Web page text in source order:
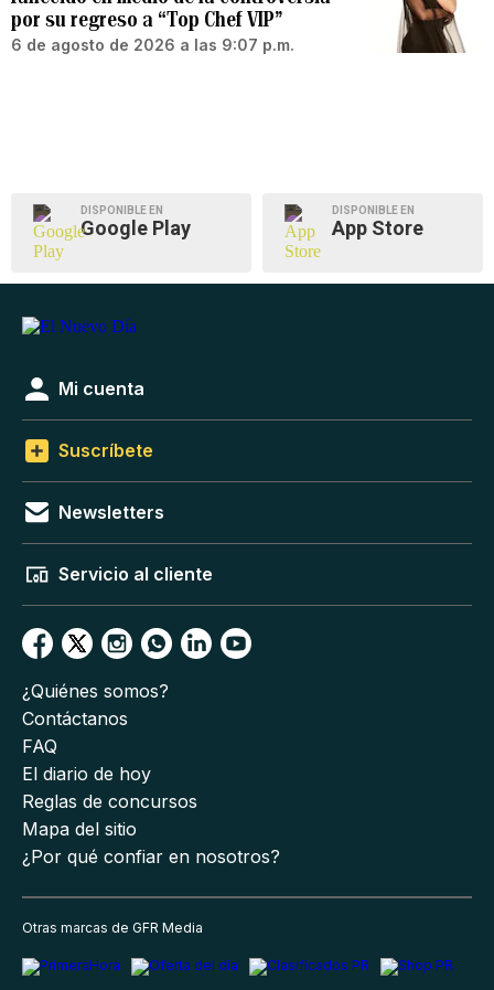
por su regreso a “Top Chef VIP”
6 de agosto de 2026 a las 9:07 p.m.
DISPONIBLE EN
Google Play
DISPONIBLE EN
App Store
Mi cuenta
Suscríbete
Newsletters
Servicio al cliente
¿Quiénes somos?
Contáctanos
FAQ
El diario de hoy
Reglas de concursos
Mapa del sitio
¿Por qué confiar en nosotros?
Otras marcas de GFR Media